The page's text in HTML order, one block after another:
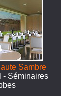
Sambre
- Séminaires